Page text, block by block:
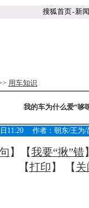
搜狐首页-新闻
用车知识
我的车为什么爱“哆
日11:20 作者：朝东/王
】【我要“揪”错
【打印 】 【 关